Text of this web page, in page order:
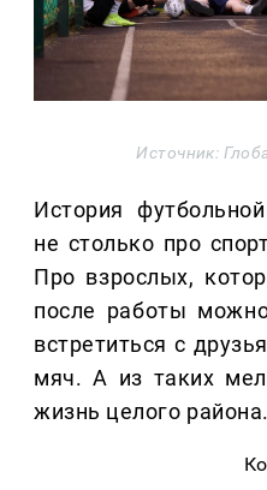
Источник:
История
не столько про
Про взрослых,
после работы
встретиться с
мяч. А из таких
жизнь целого района.